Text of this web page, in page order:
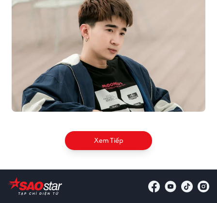
Xem Tiếp